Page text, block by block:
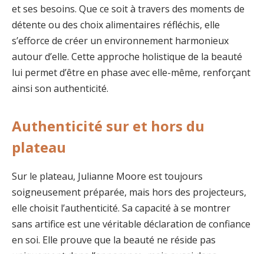
et ses besoins. Que ce soit à travers des moments de
détente ou des choix alimentaires réfléchis, elle
s’efforce de créer un environnement harmonieux
autour d’elle. Cette approche holistique de la beauté
lui permet d’être en phase avec elle-même, renforçant
ainsi son authenticité.
Authenticité sur et hors du
plateau
Sur le plateau, Julianne Moore est toujours
soigneusement préparée, mais hors des projecteurs,
elle choisit l’authenticité. Sa capacité à se montrer
sans artifice est une véritable déclaration de confiance
en soi. Elle prouve que la beauté ne réside pas